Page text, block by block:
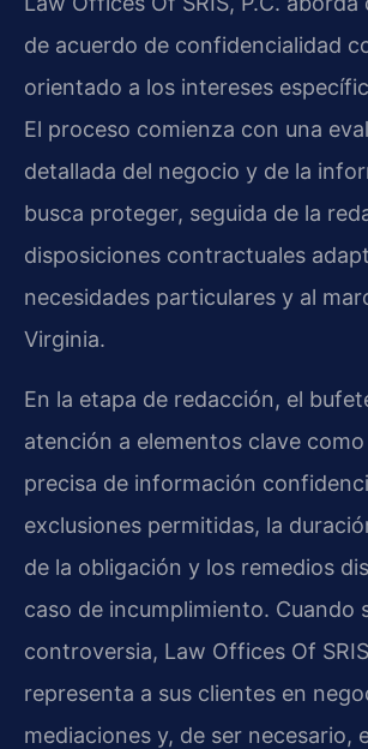
de acuerdo de confidencialidad
orientado a los intereses
El proceso comienza con una
detallada del negocio y de la
busca proteger, seguida de la
disposiciones contractuales
necesidades particulares y al
Virginia.
En la etapa de redacción, el
atención a elementos clave
precisa de información
exclusiones permitidas, la
de la obligación y los remedios
caso de incumplimiento. Cuando
controversia, Law Offices Of
representa a sus clientes en
mediaciones y, de ser necesario,